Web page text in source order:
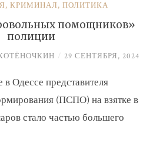
, КРИМИНАЛ, ПОЛИТИКА
помощников»
полиции
/ 29 СЕНТЯБРЯ, 2024
Одессе представителя
(ПСПО) на взятке в
стало частью большего